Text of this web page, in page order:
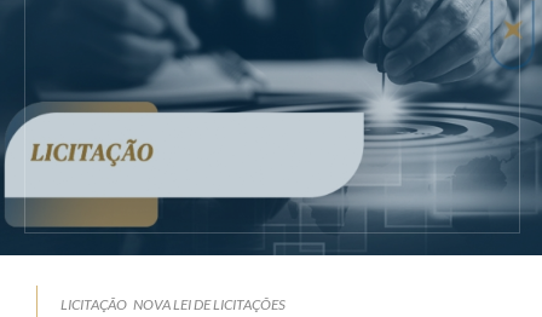
LICITAÇÃO NOVA LEI DE LICITAÇÕES